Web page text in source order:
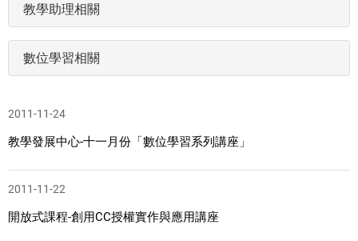
教學助理相關
數位學習相關
2011-11-24
教學發展中心-十一月份「數位學習系列講座」
2011-11-22
開放式課程-創用CC授權實作與應用講座